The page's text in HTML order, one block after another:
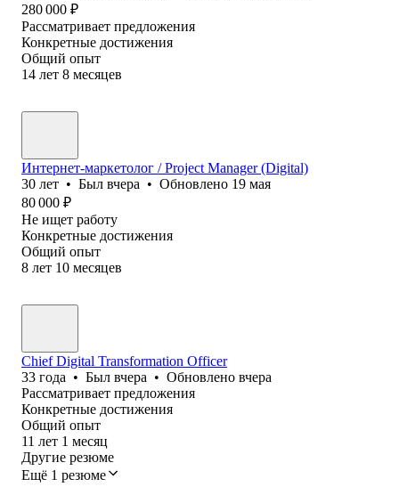
280 000 ₽
Рассматривает предложения
Конкретные достижения
Общий опыт
14 лет 8 месяцев
Интернет-маркетолог / Project Manager (Digital)
30 лет • Был вчера • Обновлено 19 мая
80 000 ₽
Не ищет работу
Конкретные достижения
Общий опыт
8 лет 10 месяцев
Chief Digital Transformation Officer
33 года • Был вчера • Обновлено вчера
Рассматривает предложения
Конкретные достижения
Общий опыт
11 лет 1 месяц
Другие резюме
Ещё 1 резюме